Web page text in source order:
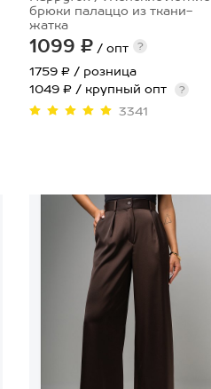
брюки палаццо из ткани-
жатка
1099 ₽ / опт ?
1759 ₽ / розница
1049 ₽ / крупный опт
?
3341
46